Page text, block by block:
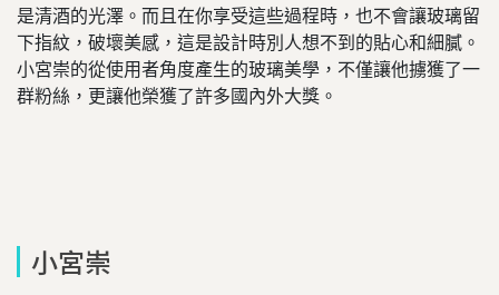
是清酒的光澤。而且在你享受這些過程時，也不會讓玻璃留
下指紋，破壞美感，這是設計時別人想不到的貼心和細膩。
小宮崇的從使用者角度產生的玻璃美學，不僅讓他擄獲了一
群粉絲，更讓他榮獲了許多國內外大獎。
小宮崇